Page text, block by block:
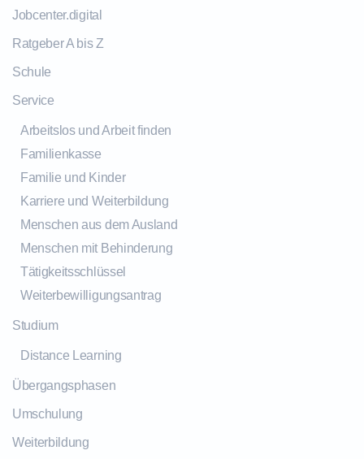
Jobcenter.digital
Ratgeber A bis Z
Schule
Service
Arbeitslos und Arbeit finden
Familienkasse
Familie und Kinder
Karriere und Weiterbildung
Menschen aus dem Ausland
Menschen mit Behinderung
Tätigkeitsschlüssel
Weiterbewilligungsantrag
Studium
Distance Learning
Übergangsphasen
Umschulung
Weiterbildung